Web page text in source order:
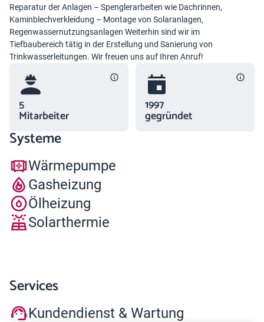
Reparatur der Anlagen – Spenglerarbeiten wie Dachrinnen,
Kaminblechverkleidung – Montage von Solaranlagen,
Regenwassernutzungsanlagen Weiterhin sind wir im
Tiefbaubereich tätig in der Erstellung und Sanierung von
Trinkwasserleitungen. Wir freuen uns auf Ihren Anruf!
5
Mitarbeiter
1997
gegründet
Systeme
Wärmepumpe
Gasheizung
Ölheizung
Solarthermie
Services
Kundendienst & Wartung